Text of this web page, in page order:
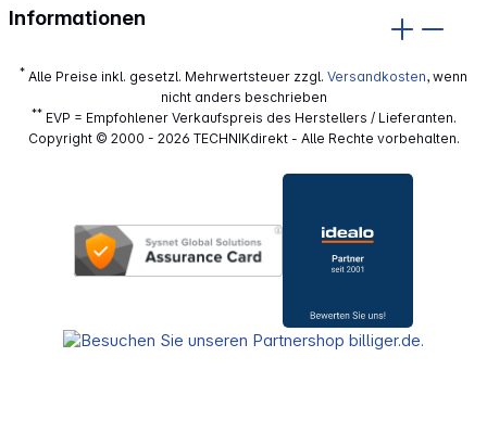
Informationen
* Alle Preise inkl. gesetzl. Mehrwertsteuer zzgl. Versandkosten, wenn
nicht anders beschrieben
**EVP = Empfohlener Verkaufspreis des Herstellers / Lieferanten.
Copyright © 2000 - 2026 TECHNIKdirekt - Alle Rechte vorbehalten.